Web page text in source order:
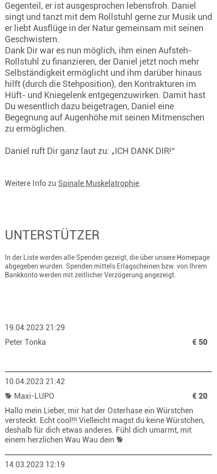
Gegenteil, er ist ausgesprochen lebensfroh. Daniel
singt und tanzt mit dem Rollstuhl gerne zur Musik und
er liebt Ausflüge in der Natur gemeinsam mit seinen
Geschwistern.
Dank Dir war es nun möglich, ihm einen Aufsteh-
Rollstuhl zu finanzieren, der Daniel jetzt noch mehr
Selbständigkeit ermöglicht und ihm darüber hinaus
hilft (durch die Stehposition), den Kontrakturen im
Hüft- und Kniegelenk entgegenzuwirken. Damit hast
Du wesentlich dazu beigetragen, Daniel eine
Begegnung auf Augenhöhe mit seinen Mitmenschen
zu ermöglichen.
Daniel ruft Dir ganz laut zu: „ICH DANK DIR!“
Weitere Info zu Spinale Muskelatrophie.
UNTERSTÜTZER
In der Liste werden alle Spenden gezeigt, die über unsere Homepage
abgegeben wurden. Spenden mittels Erlagscheinen bzw. von Ihrem
Bankkonto werden mit zeitlicher Verzögerung angezeigt.
19.04.2023 21:29
Peter Tonka
€ 50
10.04.2023 21:42
🐕 Maxi-LUPO
€ 20
Hallo mein Lieber, mir hat der Osterhase ein Würstchen
versteckt. Echt cool!!! Vielleicht magst du keine Würstchen,
deshalb für dich etwas anderes. Fühl dich umarmt, mit
einem herzlichen Wau Wau dein 🐕
14.03.2023 12:19